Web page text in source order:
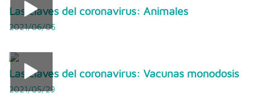
Las claves del coronavirus: Animales
2021/06/05
Las claves del coronavirus: Vacunas monodosis
2021/05/29